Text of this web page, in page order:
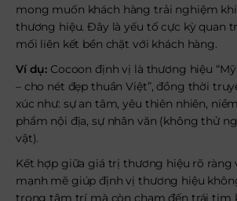
mong muốn khách hàng trải nghiệm
thương hiệu. Đây là yếu tố cực kỳ quan
mối liên kết bền chặt với khách hàng.
Ví dụ: Cocoon định vị là thương hiệu
– cho nét đẹp thuần Việt”, đồng thời
xúc như: sự an tâm, yêu thiên nhiên,
phẩm nội địa, sự nhân văn (không thử
vật).
Kết hợp giữa giá trị thương hiệu rõ ràng
mạnh mẽ giúp định vị thương hiệu
trong tâm trí mà còn chạm đến trái tim